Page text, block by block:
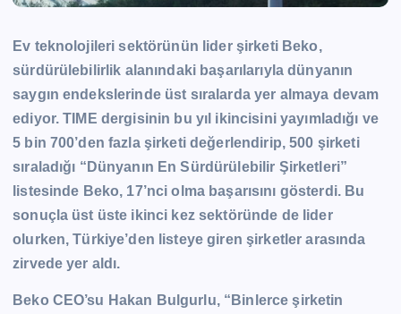
Ev teknolojileri sektörünün lider şirketi Beko,
sürdürülebilirlik alanındaki başarılarıyla dünyanın
saygın endekslerinde üst sıralarda yer almaya devam
ediyor. TIME dergisinin bu yıl ikincisini yayımladığı ve
5 bin 700’den fazla şirketi değerlendirip, 500 şirketi
sıraladığı “Dünyanın En Sürdürülebilir Şirketleri”
listesinde Beko, 17’nci olma başarısını gösterdi. Bu
sonuçla üst üste ikinci kez sektöründe de lider
olurken, Türkiye’den listeye giren şirketler arasında
zirvede yer aldı.
Beko CEO’su Hakan Bulgurlu, “Binlerce şirketin